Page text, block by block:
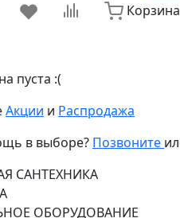
Корзина
пуста :(
Акции и Распродажа
в выборе? Позвоните
САНТЕХНИКА
ОБОРУДОВАНИЕ